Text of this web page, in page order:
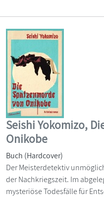
Seishi Yokomizo,
Onikobe
Buch (Hardcover)
Der Meisterdetektiv
der Nachkriegszeit. Im
mysteriöse Todesfälle für